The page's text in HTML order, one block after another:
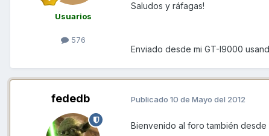
Usuarios
576
Saludos y ráfagas!
Enviado desde mi GT-I9000
fededb Publicado 10 de Mayo del 2012
Bienvenido al foro también desde